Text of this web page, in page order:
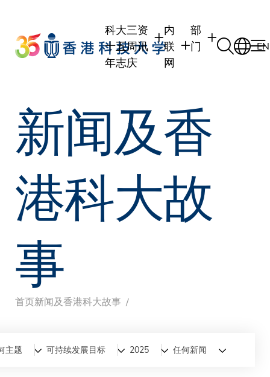
main
content
科大三
十五周
年志庆
资
讯
校友
传媒
公众
内
联
网
校友内联网
部
门
行政部门
社交平台及应用
式
新闻及香
港科大故
事
面
包
首页新闻及香港科大故事
全部新闻香港科大故事
主题 可持续发展目标 2025 任何新闻